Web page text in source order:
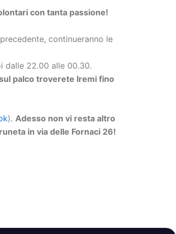
con tanta passione!
continueranno le
dalle 22.00 alle 00.30.
palco troverete Iremi fino
). Adesso non vi resta altro
in via delle Fornaci 26!